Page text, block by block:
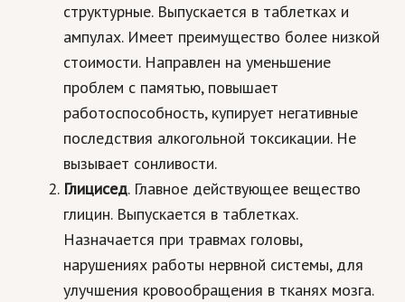
структурные. Выпускается в таблетках и
ампулах. Имеет преимущество более низкой
стоимости. Направлен на уменьшение
проблем с памятью, повышает
работоспособность, купирует негативные
последствия алкогольной токсикации. Не
вызывает сонливости.
Глицисед. Главное действующее вещество
глицин. Выпускается в таблетках.
Назначается при травмах головы,
нарушениях работы нервной системы, для
улучшения кровообращения в тканях мозга.